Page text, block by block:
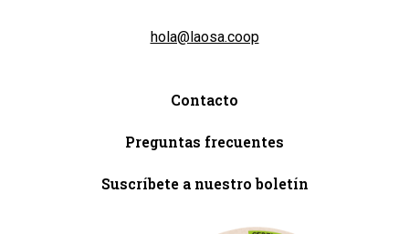
hola@laosa.coop
Contacto
Preguntas frecuentes
Suscríbete a nuestro boletín